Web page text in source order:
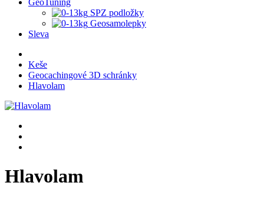
GeoTuning
SPZ podložky
Geosamolepky
Sleva
Keše
Geocachingové 3D schránky
Hlavolam
Hlavolam